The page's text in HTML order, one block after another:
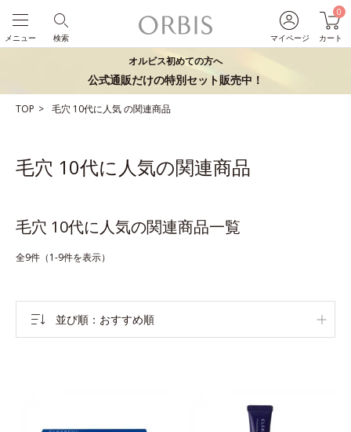
マイページ
0
カート
検索
メニュー
オルビス初めての方へ
公式通販だけの特別セット販売中！
TOP 毛穴 10代に人気の関連商品
毛穴 10代に人気の関連商品
毛穴 10代に人気の関連商品一覧
全9件（1-9件を表示）
並び順 おすすめ順